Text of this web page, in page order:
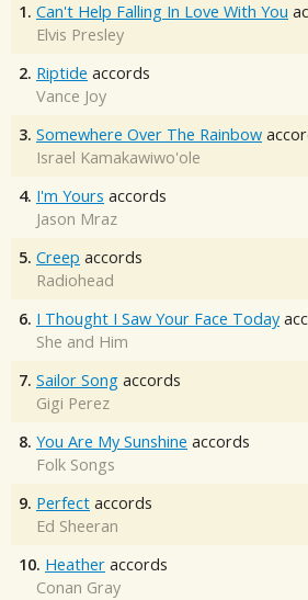
1. Can't Help Falling In Love With You
Elvis Presley
2. Riptide accords
Vance Joy
3. Somewhere Over The Rainbow
Israel Kamakawiwo'ole
4. I'm Yours accords
Jason Mraz
5. Creep accords
Radiohead
6. I Thought I Saw Your Face Today
She and Him
7. Sailor Song accords
Gigi Perez
8. You Are My Sunshine accords
Folk Songs
9. Perfect accords
Ed Sheeran
10. Heather accords
Conan Gray